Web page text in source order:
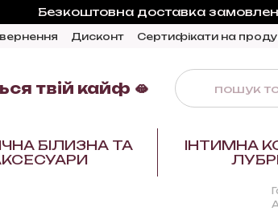
Безкоштовна доставка
Дисконт
Сертифікати на
твій кайф 🫦
БІЛИЗНА ТА
ІНТИМНА